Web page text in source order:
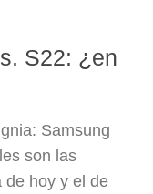
S22: ¿en
Samsung
son las
de hoy y el de